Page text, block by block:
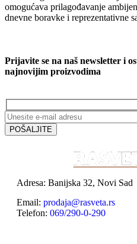
omogućava prilagođavanje
dnevne boravke i reprezentativne
Prijavite se na naš newsletter i
najnovijim proizvodima
Adresa: Banijska 32, Novi Sad
Email: prodaja@rasveta.rs
Telefon: 069/290-0-290